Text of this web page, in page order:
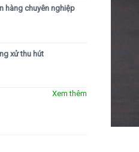
hàng chuyên nghiệp
xử thu hút
Xem thêm